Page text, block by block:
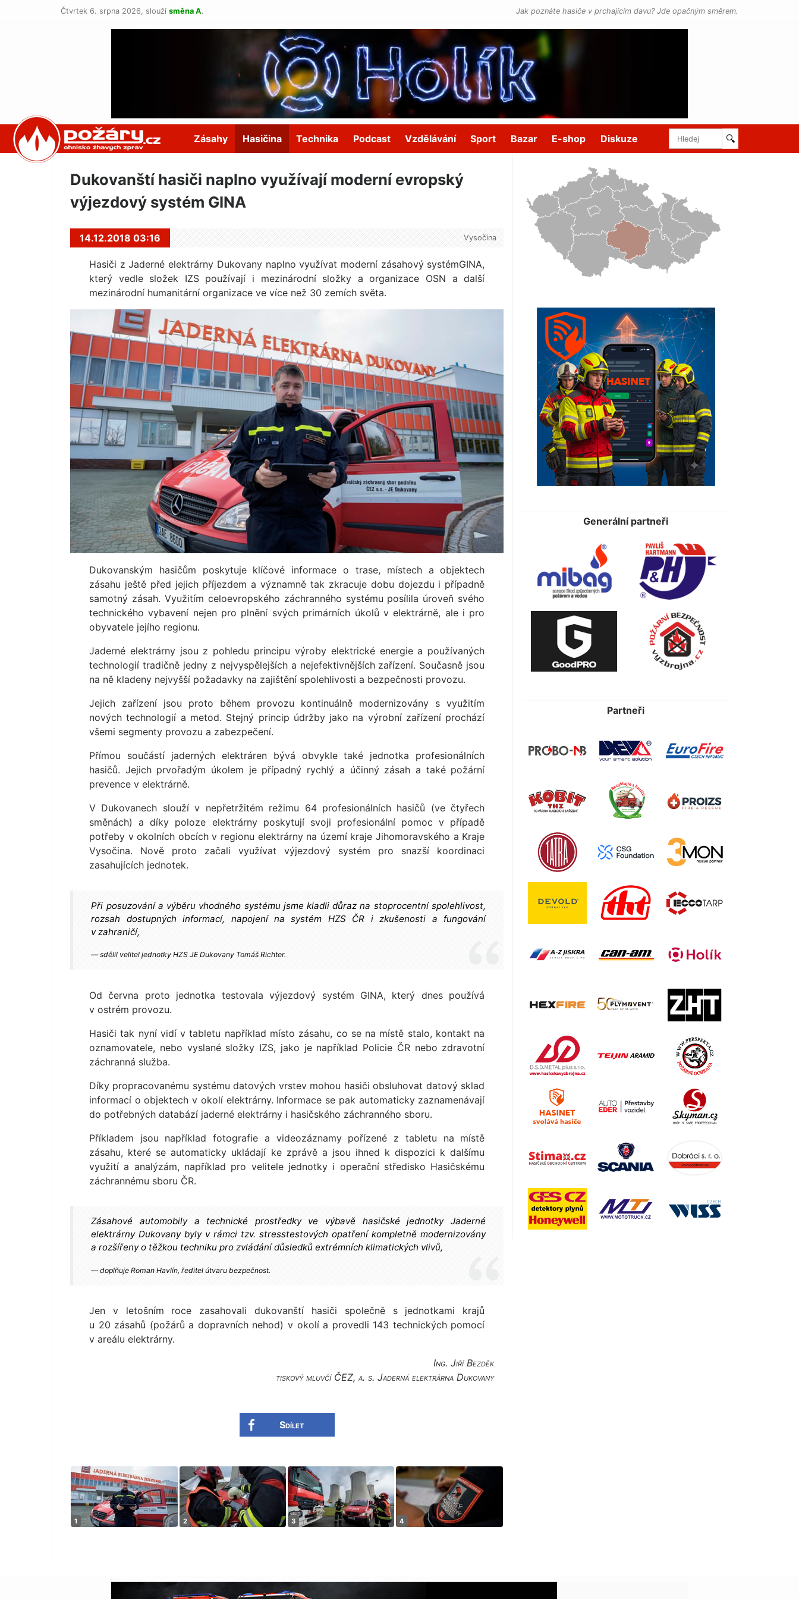
Čtvrtek 6. srpna 2026, slouží směna A. Jak poznáte hasiče v prchajícím davu? Jde opačným směrem.
POŽÁRY.cz Zásahy Hasičina Technika Podcast Vzdělávání Sport Bazar E-shop Diskuze 🔍
Dukovanští hasiči naplno využívají moderní evropský
výjezdový systém GINA
14.12.2018 03:16 Vysočina
Hasiči z Jaderné elektrárny Dukovany naplno využívat moderní zásahový systémGINA,
který vedle složek IZS používají i mezinárodní složky a organizace OSN a další
mezinárodní humanitární organizace ve více než 30 zemích světa.
Dukovanským hasičům poskytuje klíčové informace o trase, místech a objektech
zásahu ještě před jejich příjezdem a významně tak zkracuje dobu dojezdu i případně
samotný zásah. Využitím celoevropského záchranného systému posílila úroveň svého
technického vybavení nejen pro plnění svých primárních úkolů v elektrárně, ale i pro
obyvatele jejího regionu.
Jaderné elektrárny jsou z pohledu principu výroby elektrické energie a používaných
technologií tradičně jedny z nejvyspělejších a nejefektivnějších zařízení. Současně jsou
na ně kladeny nejvyšší požadavky na zajištění spolehlivosti a bezpečnosti provozu.
Jejich zařízení jsou proto během provozu kontinuálně modernizovány s využitím
nových technologií a metod. Stejný princip údržby jako na výrobní zařízení prochází
všemi segmenty provozu a zabezpečení.
Přímou součástí jaderných elektráren bývá obvykle také jednotka profesionálních
hasičů. Jejich prvořadým úkolem je případný rychlý a účinný zásah a také požární
prevence v elektrárně.
V Dukovanech slouží v nepřetržitém režimu 64 profesionálních hasičů (ve čtyřech
směnách) a díky poloze elektrárny poskytují svoji profesionální pomoc v případě
potřeby v okolních obcích v regionu elektrárny na území kraje Jihomoravského a Kraje
Vysočina. Nově proto začali využívat výjezdový systém pro snazší koordinaci
zasahujících jednotek.
Při posuzování a výběru vhodného systému jsme kladli důraz na stoprocentní spolehlivost,
rozsah dostupných informací, napojení na systém HZS ČR i zkušenosti a fungování
v zahraničí,
sdělil velitel jednotky HZS JE Dukovany Tomáš Richter.
Od června proto jednotka testovala výjezdový systém GINA, který dnes používá
v ostrém provozu.
Hasiči tak nyní vidí v tabletu například místo zásahu, co se na místě stalo, kontakt na
oznamovatele, nebo vyslané složky IZS, jako je například Policie ČR nebo zdravotní
záchranná služba.
Díky propracovanému systému datových vrstev mohou hasiči obsluhovat datový sklad
informací o objektech v okolí elektrárny. Informace se pak automaticky zaznamenávají
do potřebných databází jaderné elektrárny i hasičského záchranného sboru.
Příkladem jsou například fotografie a videozáznamy pořízené z tabletu na místě
zásahu, které se automaticky ukládají ke zprávě a jsou ihned k dispozici k dalšímu
využití a analýzám, například pro velitele jednotky i operační středisko Hasičskému
záchrannému sboru ČR.
Zásahové automobily a technické prostředky ve výbavě hasičské jednotky Jaderné
elektrárny Dukovany byly v rámci tzv. stresstestových opatření kompletně modernizovány
a rozšířeny o těžkou techniku pro zvládání důsledků extrémních klimatických vlivů,
doplňuje Roman Havlín, ředitel útvaru bezpečnost.
Jen v letošním roce zasahovali dukovanští hasiči společně s jednotkami krajů
u 20 zásahů (požárů a dopravních nehod) v okolí a provedli 143 technických pomocí
v areálu elektrárny.
Ing. Jiří Bezděk
tiskový mluvčí ČEZ, a. s. Jaderná elektrárna Dukovany
Sdílet
Generální partneři
Partneři